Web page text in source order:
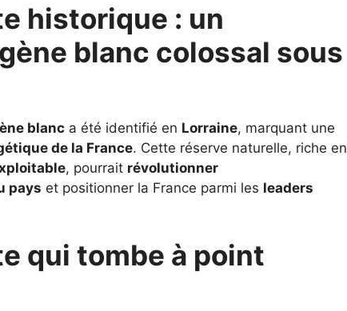
historique : un
blanc colossal sous
blanc a été identifié en Lorraine, marquant une
de la France. Cette réserve naturelle, riche en
, pourrait révolutionner
pays et positionner la France parmi les leaders
qui tombe à point